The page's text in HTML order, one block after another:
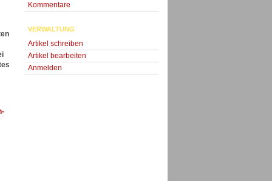
Kommentare
VERWALTUNG
Artikel schreiben
Artikel bearbeiten
Anmelden